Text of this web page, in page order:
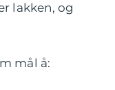
lakken, og
mål å: